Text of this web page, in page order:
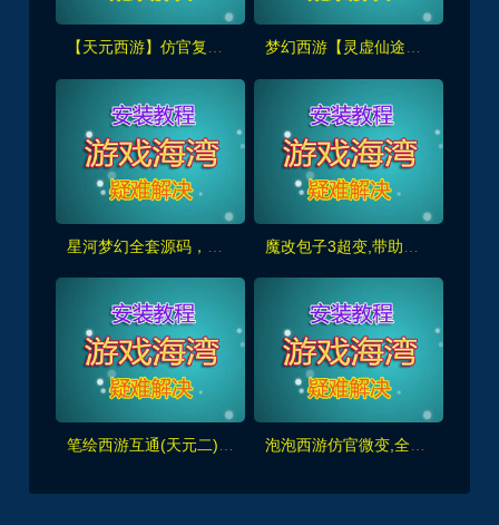
【天元西游】仿官复古第三版,仿官版,一键组队助战，带全套源码+玩法攻略+局域外网架设教程 梦幻西游【灵虚仙途重置版】群服版,最新全套源码+玩法攻略+内置GM+详细搭建教程
泡泡西游仿官微变,全套源码，武神坛之战,挂机系统,抽奖系统,巅峰赛,千变万化-共享背包+局域外网教程+攻略